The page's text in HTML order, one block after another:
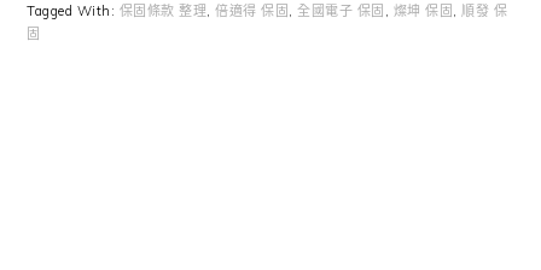
Tagged With: 保固條款 整理 ,倍適得 保固 ,全國電子 保固 燦坤 保固
順發 保
固